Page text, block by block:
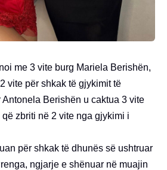
me 3 vite burg Mariela Berishën,
vite për shkak të gjykimit të
Antonela Berishën u caktua 3 vite
zbriti në 2 vite nga gjykimi i
për shkak të dhunës së ushtruar
ngjarje e shënuar në muajin